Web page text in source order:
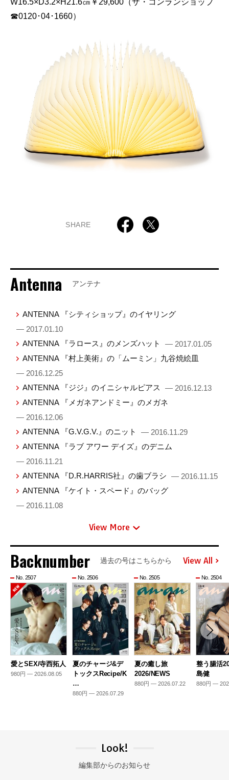
☎0120･04･1660）
SHARE
Antenna アンテナ
ANTENNA 『シティショップ』のイヤリング
— 2017.01.10
ANTENNA 『ラロース』のメンズハット
— 2017.01.05
ANTENNA 『村上美術』の「ムーミン」九谷焼絵皿
— 2016.12.25
ANTENNA 『ジジ』のイニシャルピアス
— 2016.12.13
ANTENNA 『メガネアンドミー』のメガネ
— 2016.12.06
ANTENNA 『G.V.G.V.』のニット
— 2016.11.29
ANTENNA 『ラブ アワー デイズ』のデニム
— 2016.11.21
ANTENNA 『D.R.HARRIS社』の歯ブラシ — 2016.11.15
ANTENNA 『ケイト・スペード』のバッグ
— 2016.11.08
View More
Backnumber 過去の号はこちらから View All
No. 2507
愛とSEX/寺西拓人
980円 — 2026.08.05
No. 2506
夏のチャージ&デ
トックスRecipe/K
…
880円 — 2026.07.29
No. 2505
夏の癒し旅
2026/NEWS
880円 — 2026.07.22
No. 2504
整う腸活
島健
880円 —
Look!
編集部からのお知らせ